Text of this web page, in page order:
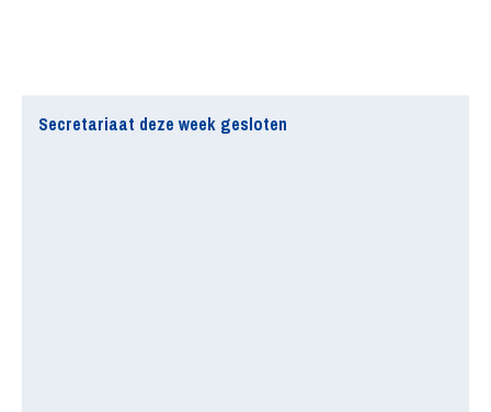
Secretariaat deze week gesloten